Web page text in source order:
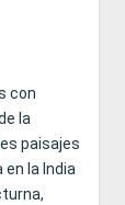
con
la
paisajes
en la India